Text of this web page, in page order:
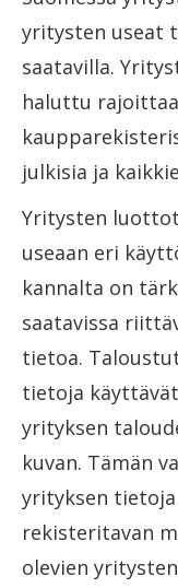
yritysten useat
saatavilla.
haluttu
julkisia ja
Yritysten
useaan eri
kannalta on
saatavissa
tietoa.
tietoja
yrityksen
kuvan. Tämän
yrityksen
rekisteritavan
olevien